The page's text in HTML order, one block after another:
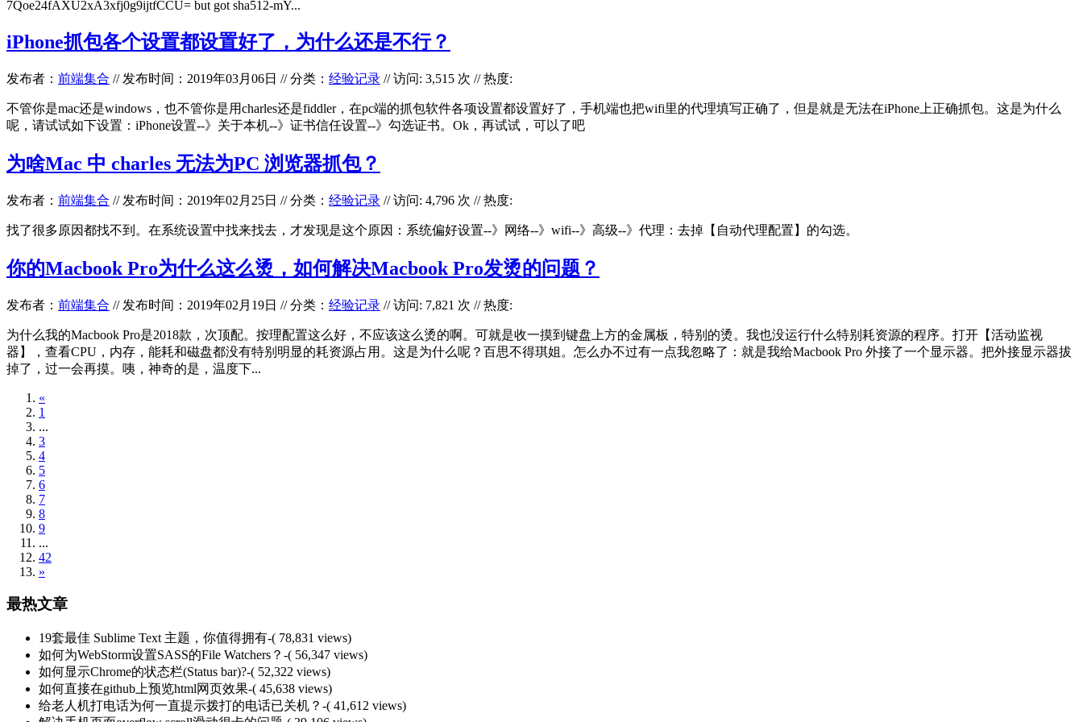
7Qoe24fAXU2xA3xfj0g9ijtfCCU= but got sha512-mY...
iPhone抓包各个设置都设置好了，为什么还是不行？
发布者： 前端集合 // 发布时间：2019年03月06日 //分类： 经验记录 // 访问: 3,515 次 // 热度:
不管你是mac还是windows，也不管你是用charles还是fiddler，在pc端的抓包软件各项设置都设置好了，手机端也把wifi里的代理填写正确了，但是就是无法在iPhone上正确抓包。这是为什么
呢，请试试如下设置：iPhone设置--》关于本机--》证书信任设置--》勾选证书。Ok，再试试，可以了吧
为啥Mac 中 charles 无法为PC 浏览器抓包？
发布者： 前端集合 // 发布时间：2019年02月25日 //分类： 经验记录 // 访问: 4,796 次 // 热度:
找了很多原因都找不到。在系统设置中找来找去，才发现是这个原因：系统偏好设置--》网络--》wifi--》高级--》代理：去掉【自动代理配置】的勾选。
你的Macbook Pro为什么这么烫，如何解决Macbook Pro发烫的问题？
发布者： 前端集合 // 发布时间：2019年02月19日 //分类： 经验记录 // 访问: 7,821 次 // 热度:
为什么我的Macbook Pro是2018款，次顶配。按理配置这么好，不应该这么烫的啊。可就是收一摸到键盘上方的金属板，特别的烫。我也没运行什么特别耗资源的程序。打开【活动监视
器】，查看CPU，内存，能耗和磁盘都没有特别明显的耗资源占用。这是为什么呢？百思不得琪姐。怎么办不过有一点我忽略了：就是我给Macbook Pro 外接了一个显示器。把外接显示器拔
掉了，过一会再摸。咦，神奇的是，温度下...
«
1
...
3
4
5
6
7
8
9
...
42
»
最热文章
19套最佳 Sublime Text 主题，你值得拥有-( 78,831 views)
如何为WebStorm设置SASS的File Watchers？ -( 56,347 views)
如何显示Chrome的状态栏(Status bar)?-( 52,322 views)
如何直接在github上预览html网页效果-( 45,638 views)
给老人机打电话为何一直提示拨打的电话已关机？ -( 41,612 views)